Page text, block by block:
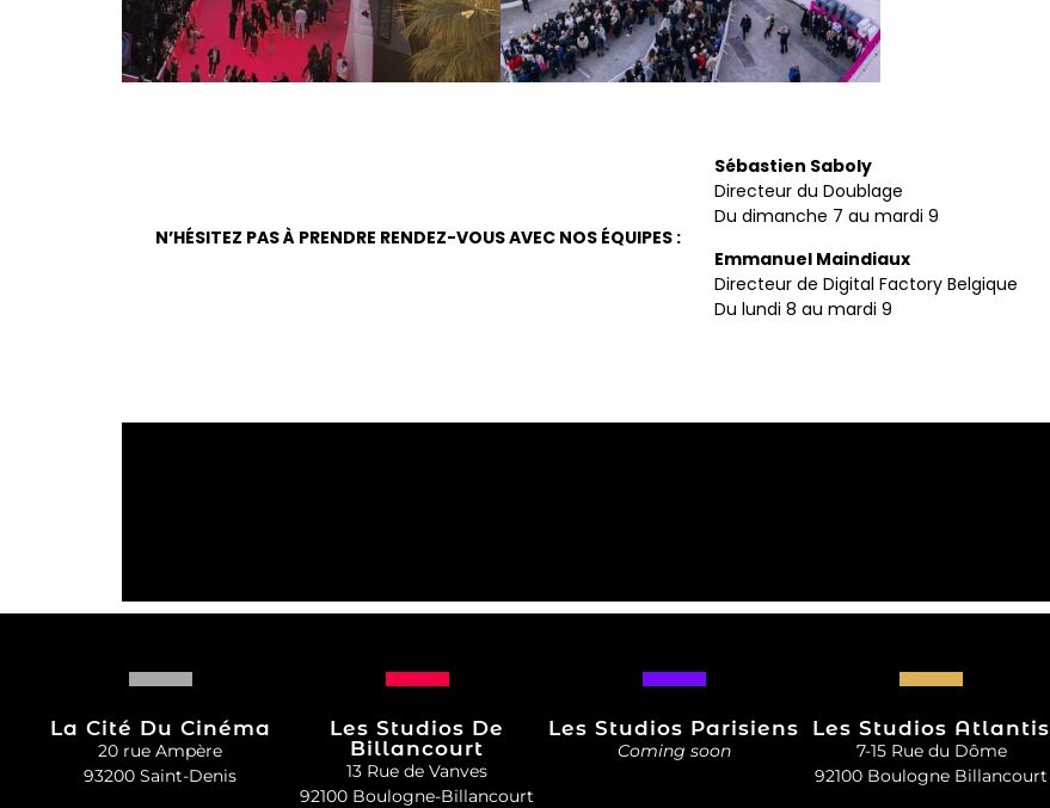
N’HÉSITEZ PAS À PRENDRE RENDEZ-VOUS AVEC NOS ÉQUIPES :
Sébastien Saboly
Directeur du Doublage
Du dimanche 7 au mardi 9
Emmanuel Maindiaux
Directeur de Digital Factory Belgique
Du lundi 8 au mardi 9
La Cité Du Cinéma
20 rue Ampère
93200 Saint-Denis
Les Studios De
Billancourt
13 Rue de Vanves
92100 Boulogne-Billancourt
Les Studios Parisiens
Coming soon
Les Studios Atlantis
7-15 Rue du Dôme
92100 Boulogne Billancourt